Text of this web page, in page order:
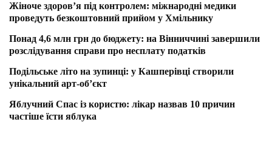
Жіноче здоров’я під контролем: міжнародні медики
проведуть безкоштовний прийом у Хмільнику
Понад 4,6 млн грн до бюджету: на Вінниччині завершили
розслідування справи про несплату податків
Подільське літо на зупинці: у Кашперівці створили
унікальний арт-об’єкт
Яблучний Спас із користю: лікар назвав 10 причин
частіше їсти яблука